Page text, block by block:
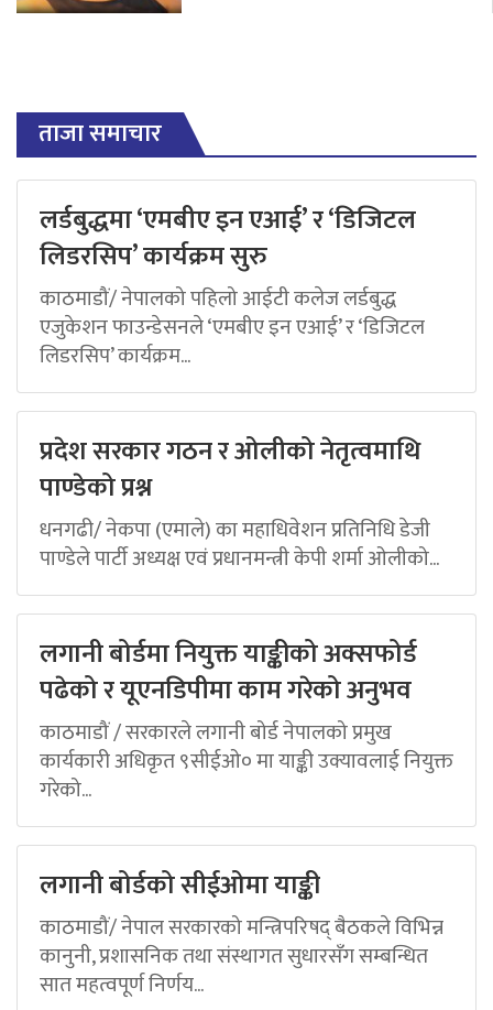
ताजा समाचार
लर्डबुद्धमा ‘एमबीए इन एआई’ र ‘डिजिटल
लिडरसिप’ कार्यक्रम सुरु
काठमाडौं/ नेपालको पहिलो आईटी कलेज लर्डबुद्ध
एजुकेशन फाउन्डेसनले ‘एमबीए इन एआई’ र ‘डिजिटल
लिडरसिप’ कार्यक्रम...
प्रदेश सरकार गठन र ओलीको नेतृत्वमाथि
पाण्डेको प्रश्न
धनगढी/ नेकपा (एमाले) का महाधिवेशन प्रतिनिधि डेजी
पाण्डेले पार्टी अध्यक्ष एवं प्रधानमन्त्री केपी शर्मा ओलीको...
लगानी बोर्डमा नियुक्त याङ्कीको अक्सफोर्ड
पढेको र यूएनडिपीमा काम गरेको अनुभव
काठमाडौं / सरकारले लगानी बोर्ड नेपालको प्रमुख
कार्यकारी अधिकृत ९सीईओ० मा याङ्की उक्यावलाई नियुक्त
गरेको...
लगानी बोर्डको सीईओमा याङ्की
काठमाडौं/ नेपाल सरकारको मन्त्रिपरिषद् बैठकले विभिन्न
कानुनी, प्रशासनिक तथा संस्थागत सुधारसँग सम्बन्धित
सात महत्वपूर्ण निर्णय...